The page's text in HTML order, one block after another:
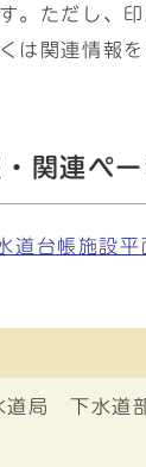
。ただし、
は関連情報を
関連ペ
道台帳施設
道局 下水道